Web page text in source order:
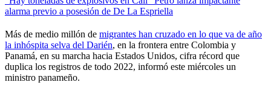
alarma previo a posesión de De La Espriella
Más de medio millón de migrantes han cruzado en lo que va de año
la inhóspita selva del Darién, en la frontera entre Colombia y
Panamá, en su marcha hacia Estados Unidos, cifra récord que
duplica los registros de todo 2022, informó este miércoles un
ministro panameño.